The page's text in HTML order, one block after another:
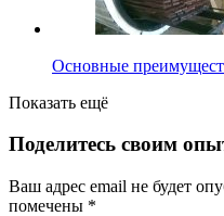
Основные
Показать ещё
Поделитесь своим
Ваш адрес email не будет
помечены *